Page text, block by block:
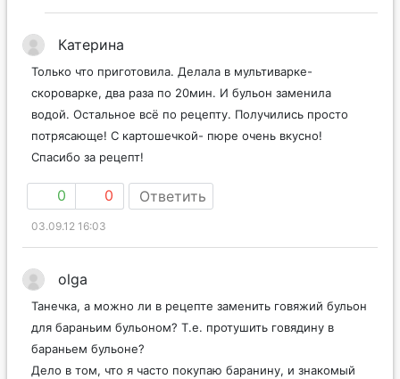
Катерина
Только что приготовила. Делала в мультиварке-
скороварке, два раза по 20мин. И бульон заменила
водой. Остальное всё по рецепту. Получились просто
потрясающе! С картошечкой- пюре очень вкусно!
Спасибо за рецепт!
0 0 Ответить
03.09.12 16:03
olga
Танечка, а можно ли в рецепте заменить говяжий бульон
для бараньим бульоном? Т.е. протушить говядину в
бараньем бульоне?
Дело в том, что я часто покупаю баранину, и знакомый